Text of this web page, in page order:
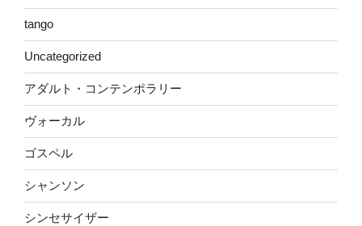
tango
Uncategorized
アダルト・コンテンポラリー
ヴォーカル
ゴスペル
シャンソン
シンセサイザー